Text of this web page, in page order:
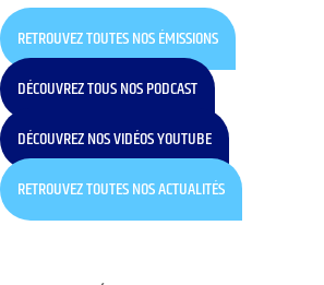
RETROUVEZ TOUTES NOS ÉMISSIONS
DÉCOUVREZ TOUS NOS PODCAST
DÉCOUVREZ NOS VIDÉOS YOUTUBE
RETROUVEZ TOUTES NOS ACTUALITÉS